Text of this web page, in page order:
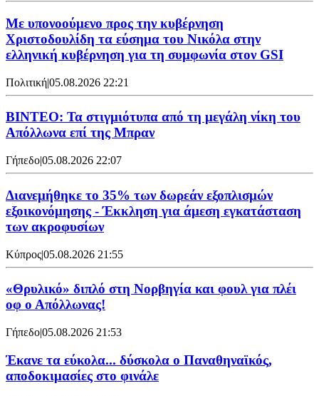
Με υπονοούμενο προς την κυβέρνηση
Χριστοδουλίδη τα εύσημα του Νικόλα στην
ελληνική κυβέρνηση για τη συμφωνία στον GSI
Πολιτική|05.08.2026 22:21
ΒΙΝΤΕΟ: Τα στιγμιότυπα από τη μεγάλη νίκη του
Απόλλωνα επί της Μπραν
Γήπεδο|05.08.2026 22:07
Διανεμήθηκε το 35% των δωρεάν εξοπλισμών
εξοικονόμησης - Έκκληση για άμεση εγκατάσταση
των ακροφυσίων
Κύπρος|05.08.2026 21:55
«Θρυλικό» διπλό στη Νορβηγία και φουλ για πλέι
οφ ο Απόλλωνας!
Γήπεδο|05.08.2026 21:53
Έκανε τα εύκολα... δύσκολα ο Παναθηναϊκός,
αποδοκιμασίες στο φινάλε